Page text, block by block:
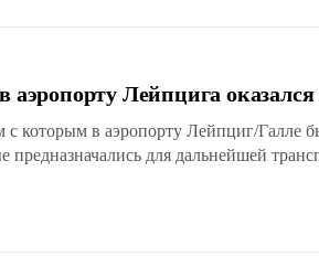
аэропорту Лейпцига
с которым в аэропорту Лейпциг/
предназначались для дальнейшей